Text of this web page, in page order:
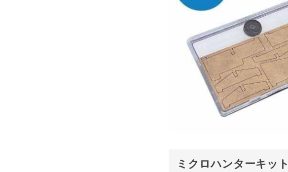
ミクロハンターキッ